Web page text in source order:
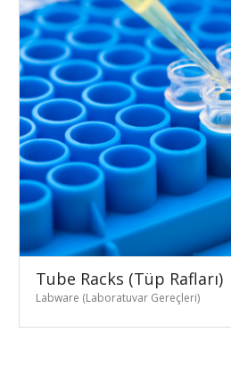
Tube Racks (Tüp Rafları)
Labware (Laboratuvar Gereçleri)